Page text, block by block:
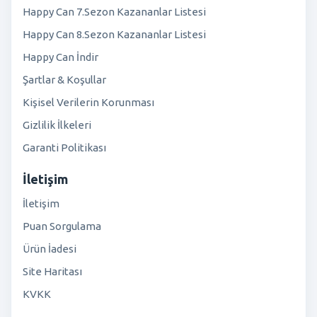
Happy Can 7.Sezon Kazananlar Listesi
Happy Can 8.Sezon Kazananlar Listesi
Happy Can İndir
Şartlar & Koşullar
Kişisel Verilerin Korunması
Gizlilik İlkeleri
Garanti Politikası
İletişim
İletişim
Puan Sorgulama
Ürün İadesi
Site Haritası
KVKK